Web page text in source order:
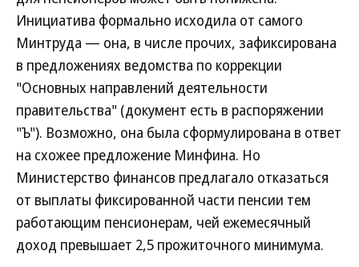
Инициатива формально исходила от самого
Минтруда — она, в числе прочих, зафиксирована
в предложениях ведомства по коррекции
"Основных направлений деятельности
правительства" (документ есть в распоряжении
"Ъ"). Возможно, она была сформулирована в ответ
на схожее предложение Минфина. Но
Министерство финансов предлагало отказаться
от выплаты фиксированной части пенсии тем
работающим пенсионерам, чей ежемесячный
доход превышает 2,5 прожиточного минимума.